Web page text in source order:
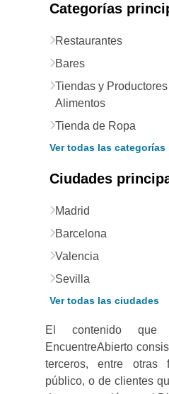
Categorías
Restaurantes
Bares
Tiendas y
Alimentos
Tienda de Ropa
Ver todas las categorías
Ciudades
Madrid
Barcelona
Valencia
Sevilla
Ver todas las ciudades
El contenido
EncuentreAbierto
terceros, entre otras
público, o de clientes